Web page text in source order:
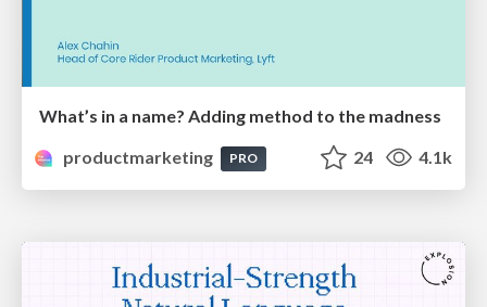
What’s in a name? Adding method to the madness
productmarketing
PRO 24 4.1k